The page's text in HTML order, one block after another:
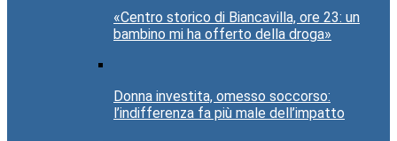
«Centro storico di Biancavilla, ore 23: un
bambino mi ha offerto della droga»
Donna investita, omesso soccorso:
l’indifferenza fa più male dell’impatto